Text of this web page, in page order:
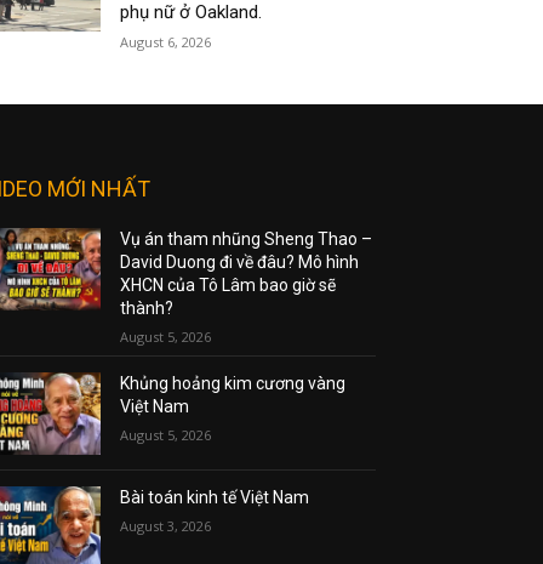
phụ nữ ở Oakland.
August 6, 2026
MỚI NHẤT
Vụ án tham nhũng Sheng Thao –
David Duong đi về đâu? Mô hình
XHCN của Tô Lâm bao giờ sẽ
thành?
August 5, 2026
Khủng hoảng kim cương vàng
Việt Nam
August 5, 2026
Bài toán kinh tế Việt Nam
August 3, 2026